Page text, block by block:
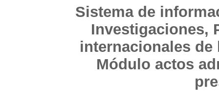
Sistema de
Investigaciones,
internacionales de
Módulo actos